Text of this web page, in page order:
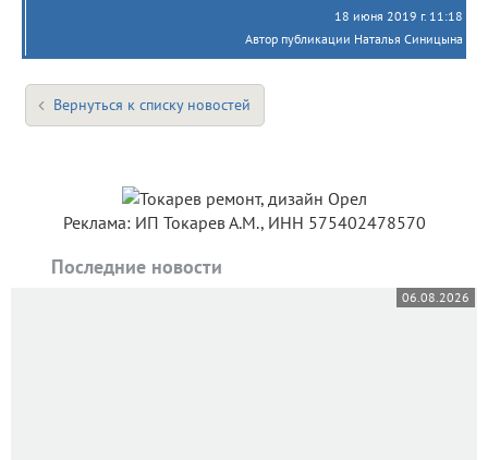
18 июня 2019 г. 11:18
Автор публикации Наталья Синицына
Вернуться к списку новостей
Реклама: ИП Токарев А.М., ИНН 575402478570
Последние новости
06.08.2026